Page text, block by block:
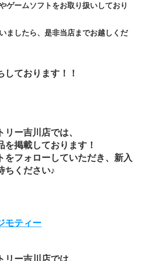
ゲームソフトをお取り扱いしており
ましたら、是非当店までお越しくだ
しております！！
リー吉川店では、
を掲載しております！
をフォローしていただき、新入
ちください♪
モティー
リー吉川店では、